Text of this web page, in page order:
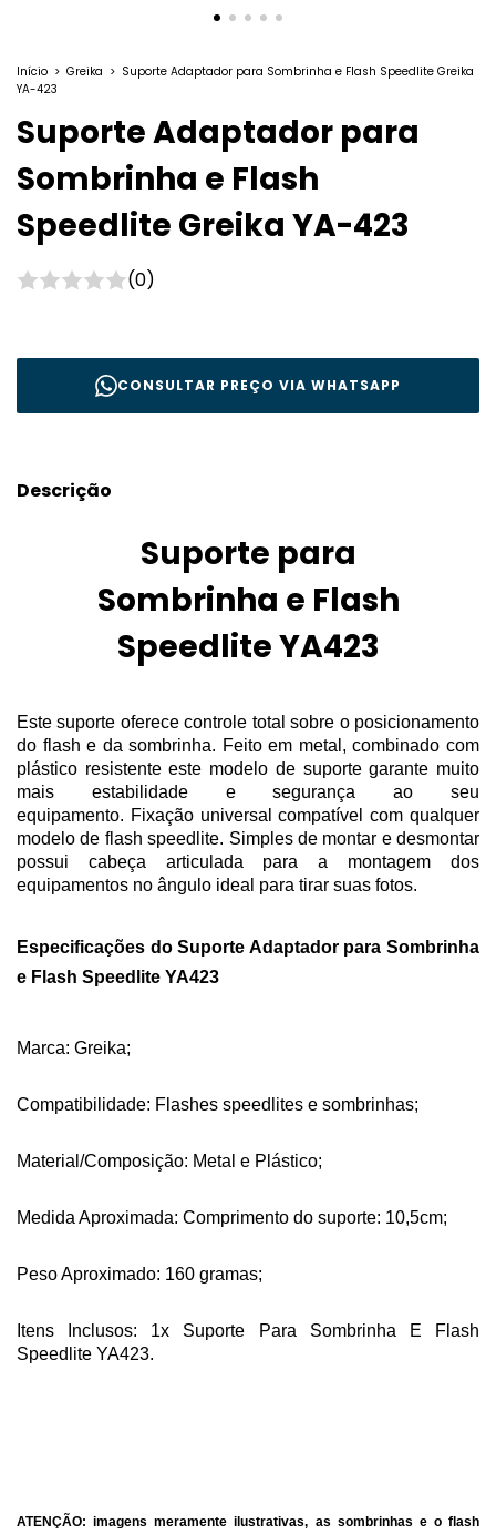
Início > Greika > Suporte Adaptador para Sombrinha e Flash Speedlite Greika
YA-423
Suporte Adaptador para
Sombrinha e Flash
Speedlite Greika YA-423
(0)
CONSULTAR PREÇO VIA WHATSAPP
Descrição
Suporte para
Sombrinha e Flash
Speedlite YA423
Este suporte oferece controle total sobre o posicionamento
do flash e da sombrinha. Feito em metal, combinado com
plástico resistente este modelo de suporte garante muito
mais estabilidade e segurança ao seu
equipamento. Fixação universal compatível com qualquer
modelo de flash speedlite. Simples de montar e desmontar
possui cabeça articulada para a montagem dos
equipamentos no ângulo ideal para tirar suas fotos.
Especificações do Suporte Adaptador para Sombrinha
e Flash Speedlite YA423
Marca: Greika;
Compatibilidade: Flashes speedlites e sombrinhas;
Material/Composição: Metal e Plástico;
Medida Aproximada: Comprimento do suporte: 10,5cm;
Peso Aproximado: 160 gramas;
Itens Inclusos: 1x Suporte Para Sombrinha E Flash
Speedlite YA423.
ATENÇÃO: imagens meramente ilustrativas, as sombrinhas e o flash